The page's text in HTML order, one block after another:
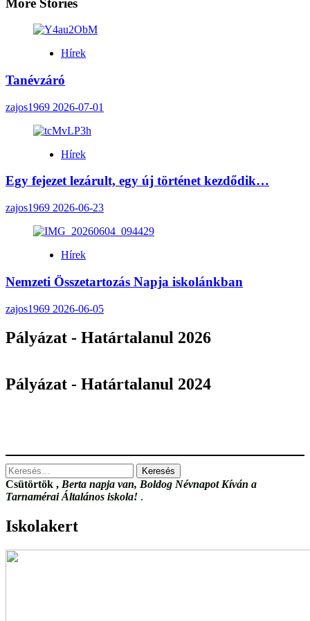
Hírek
Tanévzáró
zajos1969 2026-07-01
Hírek
Egy fejezet lezárult, egy új történet kezdődik…
zajos1969 2026-06-23
Hírek
Nemzeti Összetartozás Napja iskolánkban
zajos1969 2026-06-05
Pályázat - Határtalanul 2026
Pályázat - Határtalanul 2024
Keresés:
Csütörtök , Berta napja van, Boldog Névnapot Kíván a
Tarnamérai Általános iskola! .
Iskolakert